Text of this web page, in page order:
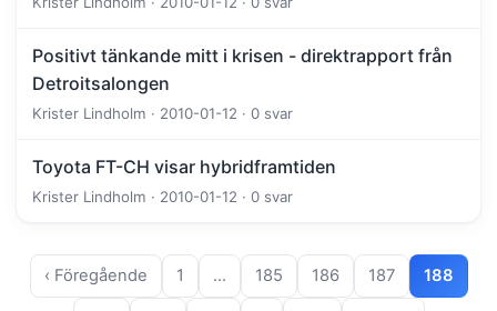
Positivt tänkande mitt i krisen - direktrapport från
Detroitsalongen
Krister Lindholm · 2010-01-12 · 0 svar
Toyota FT-CH visar hybridframtiden
Krister Lindholm · 2010-01-12 · 0 svar
‹ Föregående 1 … 185 186 187 188